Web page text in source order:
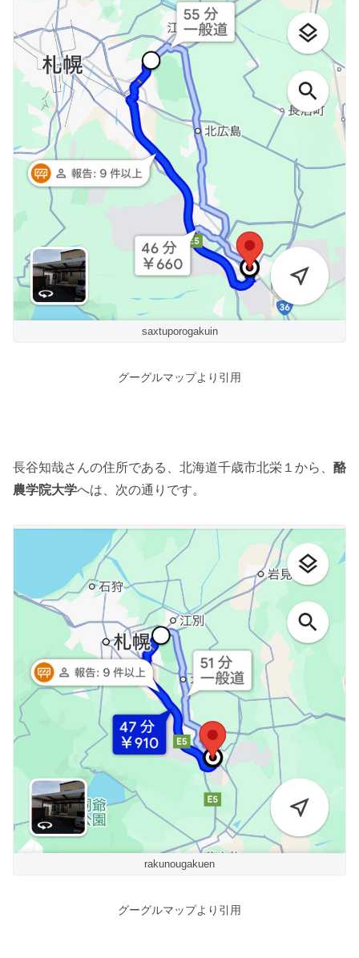
saxtuporogakuin
グーグルマップより引用
長谷知哉さんの住所である、北海道千歳市北栄１から、 酪
農学院大学へは、次の通りです。
rakunougakuen
グーグルマップより引用